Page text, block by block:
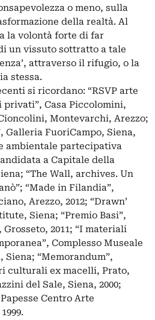
o meno, sulla
della realtà. Al
la volontà forte di far
un vissuto sottratto a tale
attraverso il rifugio, o la
stessa.
si ricordano: “RSVP arte
privati”, Casa Piccolomini,
Montevarchi, Arezzo;
Galleria FuoriCampo, Siena,
ambientale partecipativa
a Capitale della
“The Wall, archives. Un
“Made in Filandia”,
Arezzo, 2012; “Drawn’
Siena; “Premio Basi”,
2011; “I materiali
Complesso Museale
Siena; “Memorandum”,
culturali ex macelli, Prato,
del Sale, Siena, 2000;
Centro Arte